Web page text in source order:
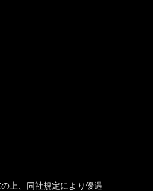
上、同社規定により優遇